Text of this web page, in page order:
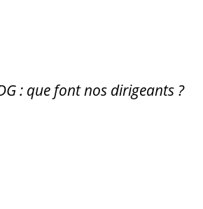
: que font nos dirigeants ?